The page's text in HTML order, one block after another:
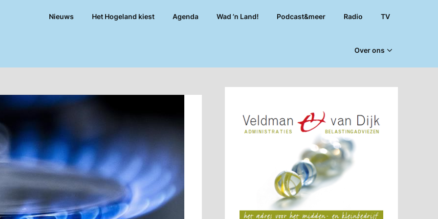
Nieuws Het Hogeland kiest Agenda Wad ’n Land! Podcast&meer Radio TV
Over ons